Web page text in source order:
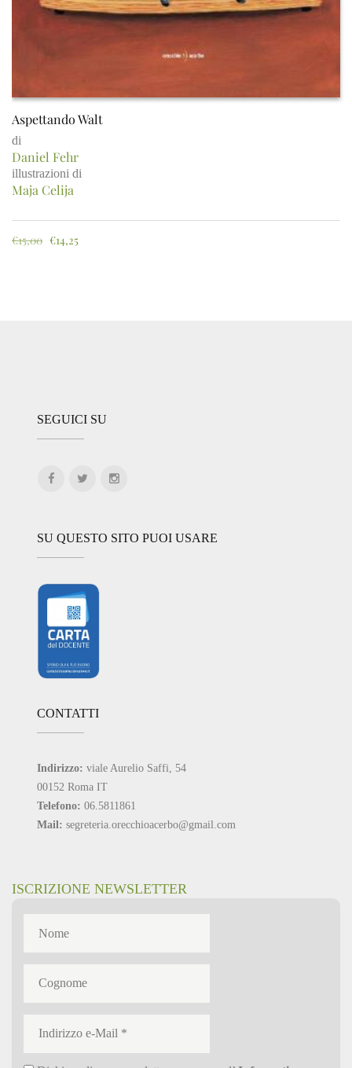
Aspettando Walt
di
Daniel Fehr
illustrazioni di
Maja Celija
€15,00 €14,25
SEGUICI SU
SU QUESTO SITO PUOI USARE
CONTATTI
Indirizzo: viale Aurelio Saffi, 54
00152 Roma IT
Telefono: 06.5811861
Mail: segreteria.orecchioacerbo@gmail.com
ISCRIZIONE NEWSLETTER